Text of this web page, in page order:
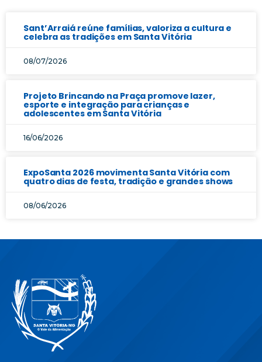
Sant’Arraiá reúne famílias, valoriza a cultura e
celebra as tradições em Santa Vitória
08/07/2026
Projeto Brincando na Praça promove lazer,
esporte e integração para crianças e
adolescentes em Santa Vitória
16/06/2026
ExpoSanta 2026 movimenta Santa Vitória com
quatro dias de festa, tradição e grandes shows
08/06/2026